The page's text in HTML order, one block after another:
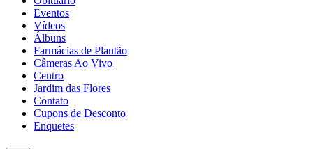
Eventos
Vídeos
Álbuns
Farmácias de Plantão
Câmeras Ao Vivo
Centro
Jardim das Flores
Contato
Cupons de Desconto
Enquetes